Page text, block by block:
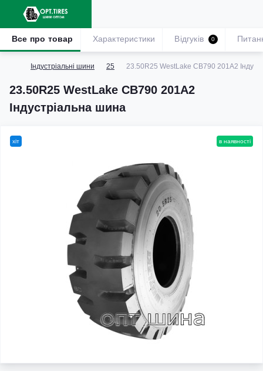
Індустріальні шини 25 23.50R25 WestLake CB790 201A2
23.50R25 WestLake CB790 201A2
Індустріальна шина
Все про товар Характеристики Відгуків 0
хіт в наявності